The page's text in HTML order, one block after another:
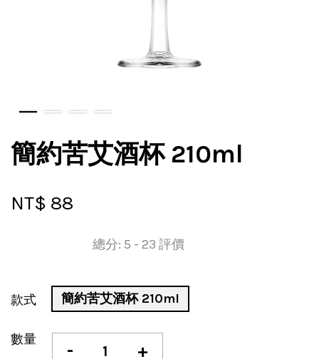
簡約苦艾酒杯 210ml
NT$ 88
總分: 5 - 23 評價
款式 簡約苦艾酒杯 210ml
數量
- +